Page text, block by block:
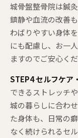
城骨盤整骨院は鍼
鎮静や血流の改善
わばりやすい身体
にも配慮し、お一
ますのでご安心くだ
STEP4 セルフケア
できるストレッチ
城の暮らしに合わ
た身体も、日常の
なく続けられるセ